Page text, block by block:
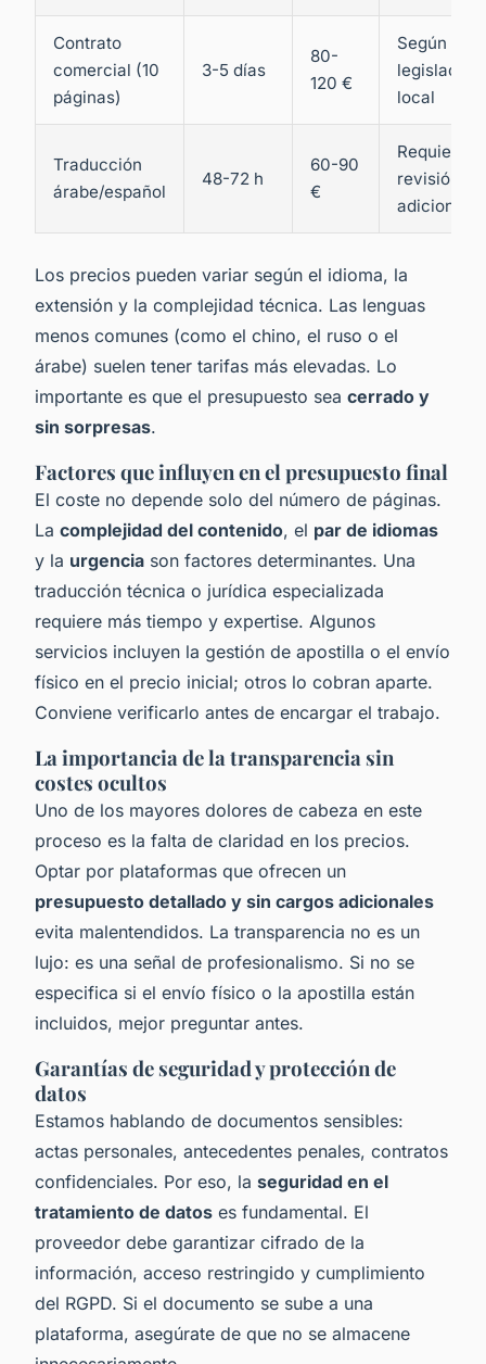
Contrato
comercial (10
páginas)
3-5 días
80-
120 €
Según
legislación
local
Traducción
árabe/español
48-72 h
60-90
€
Requiere
revisión
adicional
Los precios pueden variar según el idioma, la
extensión y la complejidad técnica. Las lenguas
menos comunes (como el chino, el ruso o el
árabe) suelen tener tarifas más elevadas. Lo
importante es que el presupuesto sea cerrado y
sin sorpresas.
Factores que influyen en el presupuesto final
El coste no depende solo del número de páginas.
La complejidad del contenido, el par de idiomas
y la urgencia son factores determinantes. Una
traducción técnica o jurídica especializada
requiere más tiempo y expertise. Algunos
servicios incluyen la gestión de apostilla o el envío
físico en el precio inicial; otros lo cobran aparte.
Conviene verificarlo antes de encargar el trabajo.
La importancia de la transparencia sin
costes ocultos
Uno de los mayores dolores de cabeza en este
proceso es la falta de claridad en los precios.
Optar por plataformas que ofrecen un
presupuesto detallado y sin cargos adicionales
evita malentendidos. La transparencia no es un
lujo: es una señal de profesionalismo. Si no se
especifica si el envío físico o la apostilla están
incluidos, mejor preguntar antes.
Garantías de seguridad y protección de
datos
Estamos hablando de documentos sensibles:
actas personales, antecedentes penales, contratos
confidenciales. Por eso, la seguridad en el
tratamiento de datos es fundamental. El
proveedor debe garantizar cifrado de la
información, acceso restringido y cumplimiento
del RGPD. Si el documento se sube a una
plataforma, asegúrate de que no se almacene